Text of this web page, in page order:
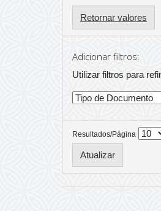
Retornar valores
Adicionar filtros:
Utilizar filtros para
Resultados/Página